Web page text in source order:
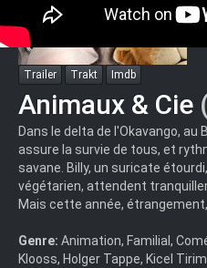
Trailer Trakt Imdb
Animaux & Cie
Dans le delta de l'Okavango, au
assure la survie de tous, et
savane. Billy, un suricate
végétarien, attendent
Mais cette année,
Genre: Animation, Familial,
Klooss, Holger Tappe, Kicel Tirim